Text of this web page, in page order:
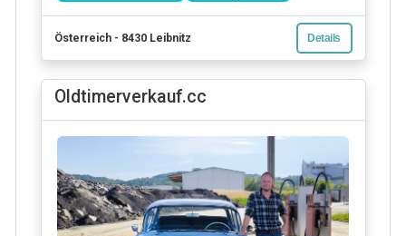
Österreich - 8430 Leibnitz Details
Oldtimerverkauf.cc